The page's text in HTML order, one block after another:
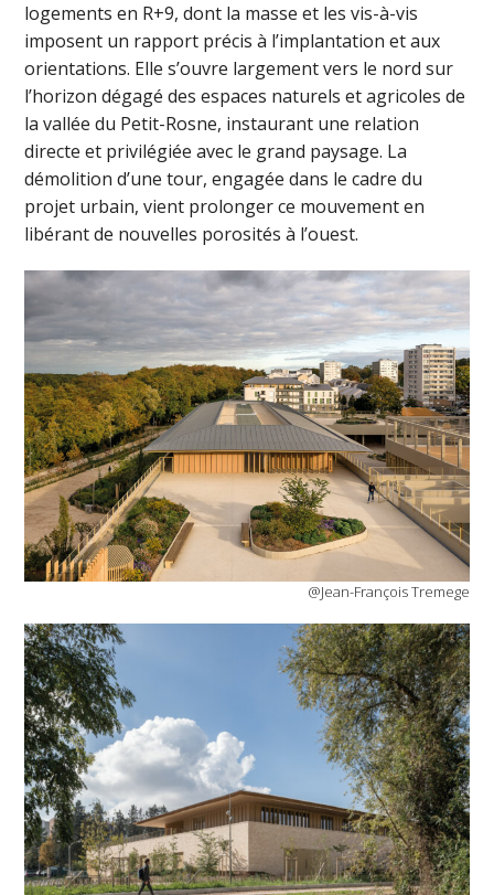
logements en R+9, dont la masse et les vis-à-vis
imposent un rapport précis à l’implantation et aux
orientations. Elle s’ouvre largement vers le nord sur
l’horizon dégagé des espaces naturels et agricoles de
la vallée du Petit-Rosne, instaurant une relation
directe et privilégiée avec le grand paysage. La
démolition d’une tour, engagée dans le cadre du
projet urbain, vient prolonger ce mouvement en
libérant de nouvelles porosités à l’ouest.
@Jean-François Tremege